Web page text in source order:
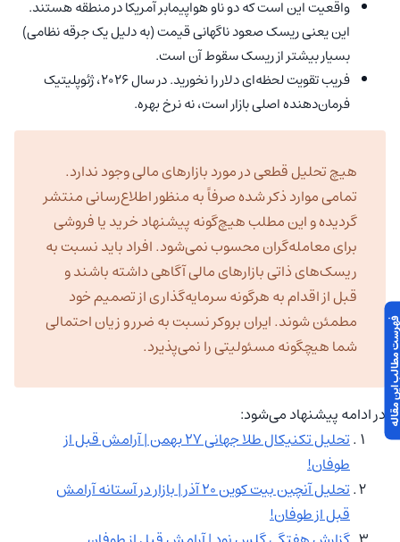
واقعیت این است که دو ناو هواپیمابر آمریکا در منطقه هستند.
این یعنی ریسک صعود ناگهانی قیمت (به دلیل یک جرقه نظامی)
بسیار بیشتر از ریسک سقوط آن است.
فریب تقویت لحظه‌ای دلار را نخورید. در سال ۲۰۲۶، ژئوپلیتیک
فرمان‌دهنده اصلی بازار است، نه نرخ بهره.
هیچ تحلیل قطعی در مورد بازارهای مالی وجود ندارد.
تمامی موارد ذکر شده صرفاً به منظور اطلاع‌رسانی منتشر
گردیده و این مطلب هیچ‌گونه پیشنهاد خرید یا فروشی
برای معامله‌گران محسوب نمی‌شود. افراد باید نسبت به
ریسک‌های ذاتی بازارهای مالی آگاهی داشته باشند و
قبل از اقدام به هرگونه سرمایه‌گذاری از تصمیم خود
مطمئن شوند. ایران بروکر نسبت به ضرر و زیان احتمالی
شما هیچگونه مسئولیتی را نمی‌پذیرد.
در ادامه پیشنهاد می‌شود:
تحلیل تکنیکال طلا جهانی ۲۷ بهمن | آرامش قبل از
طوفان!
تحلیل آنچین بیت کوین ۲۰ آذر | بازار در آستانه آرامش
قبل از طوفان!
مقاله